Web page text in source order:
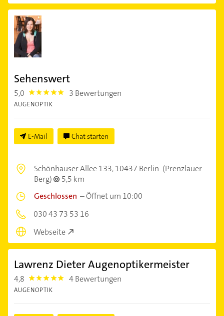
Sehenswert
5,0 5.0 3 Bewertungen
AUGENOPTIK
E-Mail Chat starten
Schönhauser Allee 133,10437 Berlin (Prenzlauer
Berg)
5,5 km
Geschlossen –Öffnet um 10:00
030 43 73 53 16
Webseite
Lawrenz Dieter Augenoptikermeister
4,8 4.8 4 Bewertungen
AUGENOPTIK